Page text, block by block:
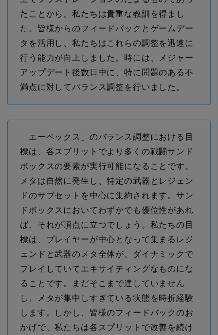
たことから、私たちは貴重な教訓を得まし
た。皆様からのフィードバックとゲームデー
タを活用し、私たちはこれらの調整を迅速に
行う能力が向上しました。時には、メジャー
アップデート後数日中に、特に問題のある不
満点に対してバランス調整を行いました。
「エーペックス」のバランス調整における目
標は、各スプリットでより多くの戦闘サンド
ボックスの要素が実行可能になることです。
メタは自然に発生し、特定の武器とレジェン
ドのサブセットを中心に集約されます。サン
ドボックスにおいてわずかでも優位性があれ
ば、それが頂点に立つでしょう。私たちの目
標は、プレイヤーが中心となって集まるレジ
ェンドと武器のメタ全体が、ダイナミックで
プレイしていてエキサイティングなものにな
ることです。まだそこまで達していません
し、メタが集中しすぎている状態を時折経験
します。しかし、皆様のフィードバックのお
かげで、私たちは各スプリットで改善を続け